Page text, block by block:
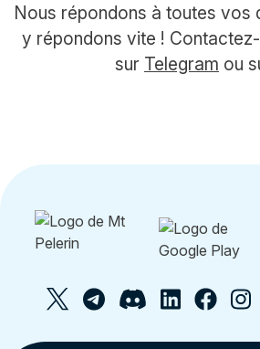
Nous répondons à toutes vos
y répondons vite !
sur Telegram ou